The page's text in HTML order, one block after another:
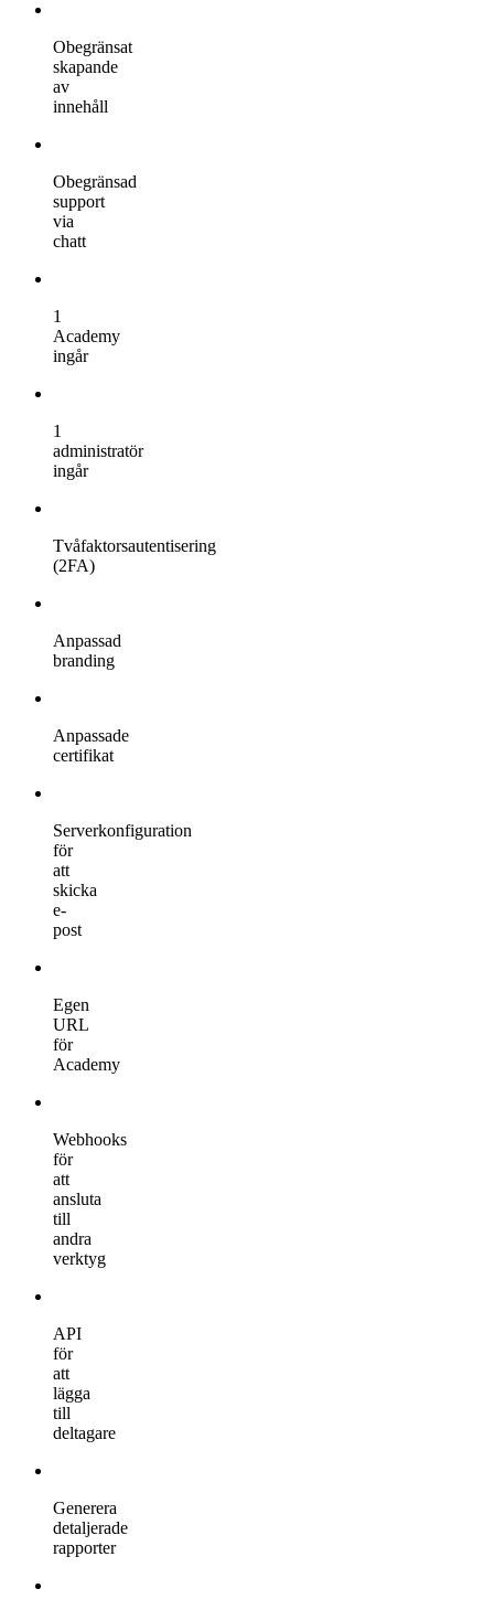
Obegränsat
skapande
av
innehåll
Obegränsad
support
via
chatt
1
Academy
ingår
1
administratör
ingår
Tvåfaktorsautentisering
(2FA)
Anpassad
branding
Anpassade
certifikat
Serverkonfiguration
för
att
skicka
e-
post
Egen
URL
för
Academy
Webhooks
för
att
ansluta
till
andra
verktyg
API
för
att
lägga
till
deltagare
Generera
detaljerade
rapporter